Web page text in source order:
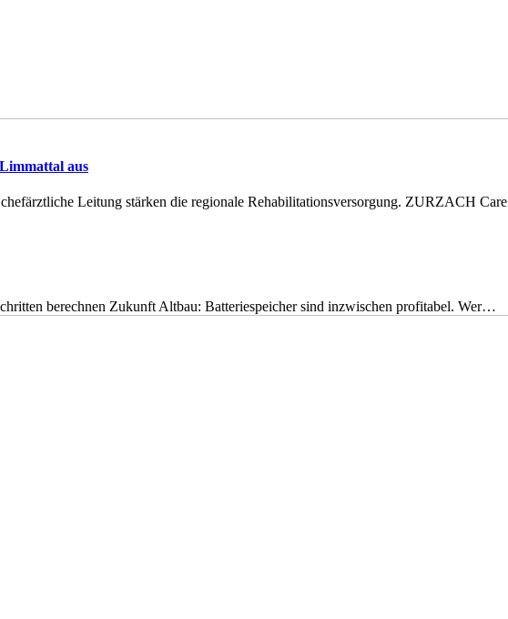
aus
Leitung stärken die regionale Rehabilitationsversorgung. ZURZACH
berechnen Zukunft Altbau: Batteriespeicher sind inzwischen profitabel. Wer…